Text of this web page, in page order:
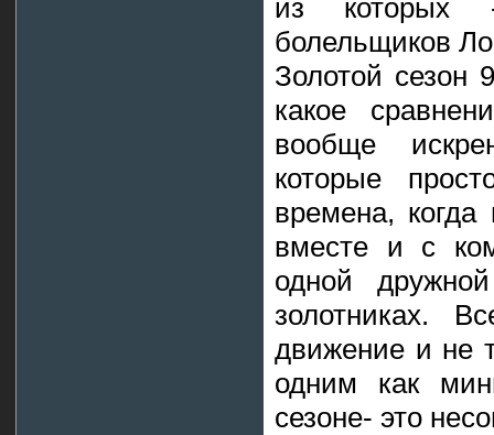
из которых
болельщиков
Золотой сезон
какое
вообще
которые
времена,
вместе и с
одной
золотниках.
движение и не
одним как
сезоне- это